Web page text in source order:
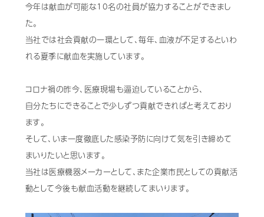
3D外貌スキャナ製品
耳鼻科用X線製品
Cases
Showroom 営業所・ショールーム
Support
Company 会社情報
Recruit 採用情報
今年は献血が可能な10名の社員が協力することができまし
た。
当社では社会貢献の一環として、毎年、血液が不足するといわ
れる夏季に献血を実施しています。
コロナ禍の昨今、医療現場も逼迫していることから、
自分たちにできることで少しずつ貢献できればと考えており
ます。
そして、いま一度徹底した感染予防に向けて気を引き締めて
まいりたいと思います。
当社は医療機器メーカーとして、また企業市民としての貢献活
動として今後も献血活動を継続してまいります。